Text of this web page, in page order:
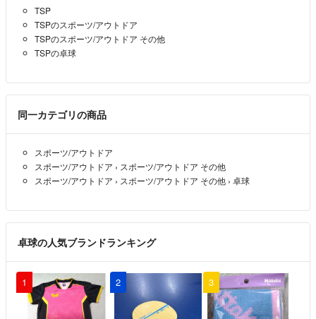
TSP
TSPのスポーツ/アウトドア
TSPのスポーツ/アウトドア その他
TSPの卓球
同一カテゴリの商品
スポーツ/アウトドア
スポーツ/アウトドア › スポーツ/アウトドア その他
スポーツ/アウトドア › スポーツ/アウトドア その他 › 卓球
卓球の人気ブランドランキング
1 2 3